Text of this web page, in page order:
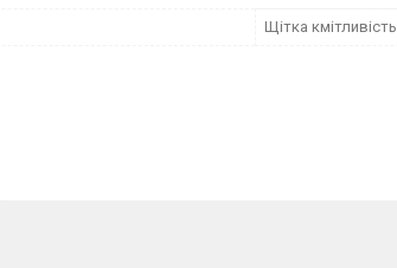
Щітка кмітливість